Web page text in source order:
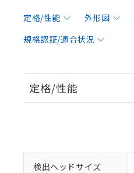
定格/性能 外形図
規格認証/適合状況
定格/性能
検出ヘッドサイズ